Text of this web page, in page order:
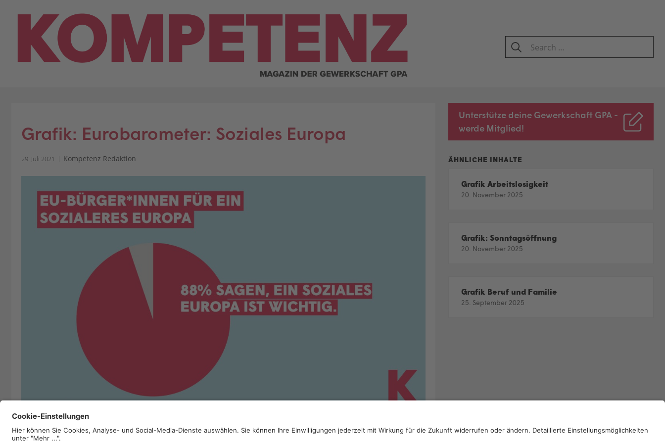
SEARCH
Search
for:
Grafik: Eurobarometer: Soziales Europa
29. Juli 2021 Kompetenz Redaktion
Unterstütze deine Gewerkschaft GPA -
werde Mitglied!
Grafik Arbeitslosigkeit
20. November 2025
Grafik: Sonntagsöffnung
20. November 2025
Grafik Beruf und Familie
25. September 2025